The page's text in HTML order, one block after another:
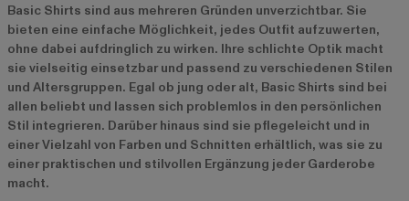
Basic Shirts sind aus mehreren Gründen unverzichtbar. Sie
bieten eine einfache Möglichkeit, jedes Outfit aufzuwerten,
ohne dabei aufdringlich zu wirken. Ihre schlichte Optik macht
sie vielseitig einsetzbar und passend zu verschiedenen Stilen
und Altersgruppen. Egal ob jung oder alt, Basic Shirts sind bei
allen beliebt und lassen sich problemlos in den persönlichen
Stil integrieren. Darüber hinaus sind sie pflegeleicht und in
einer Vielzahl von Farben und Schnitten erhältlich, was sie zu
einer praktischen und stilvollen Ergänzung jeder Garderobe
macht.